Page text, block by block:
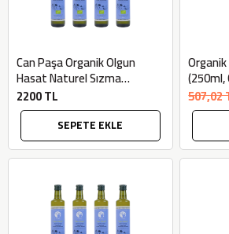
Can Paşa Organik Olgun
Hasat Naturel Sızma
Zeytinyağı (4 adet x 0,5lt) -
Bilgem Zeytincilik
2200 TL
SEPETE EKLE
Organik
507,02